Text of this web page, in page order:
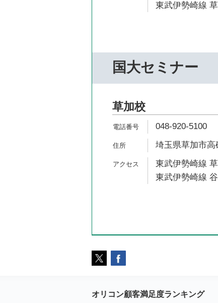
東武伊勢崎線
国大セミナー
草加校
048-920-5100
埼玉県草加市高
東武伊勢崎線
東武伊勢崎線
オリコン顧客満足度ランキング